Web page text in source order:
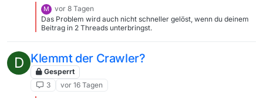
M
vor 8 Tagen
Das Problem wird auch nicht schneller gelöst, wenn du deinem
Beitrag in 2 Threads unterbringst.
D Klemmt der Crawler?
Gesperrt
3
vor 16 Tagen